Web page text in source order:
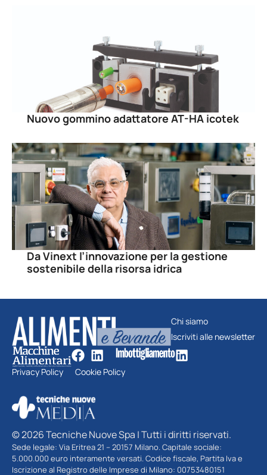
Nuovo gommino adattatore AT-HA icotek
Da Vinext l’innovazione per la gestione
sostenibile della risorsa idrica
Chi siamo
Iscriviti alle newsletter
Privacy Policy Cookie Policy
© 2026 Tecniche Nuove Spa | Tutti i diritti riservati.
Sede legale: Via Eritrea 21 – 20157 Milano. Capitale sociale:
5.000.000 euro interamente versati. Codice fiscale, Partita Iva e
Iscrizione al Registro delle Imprese di Milano: 00753480151